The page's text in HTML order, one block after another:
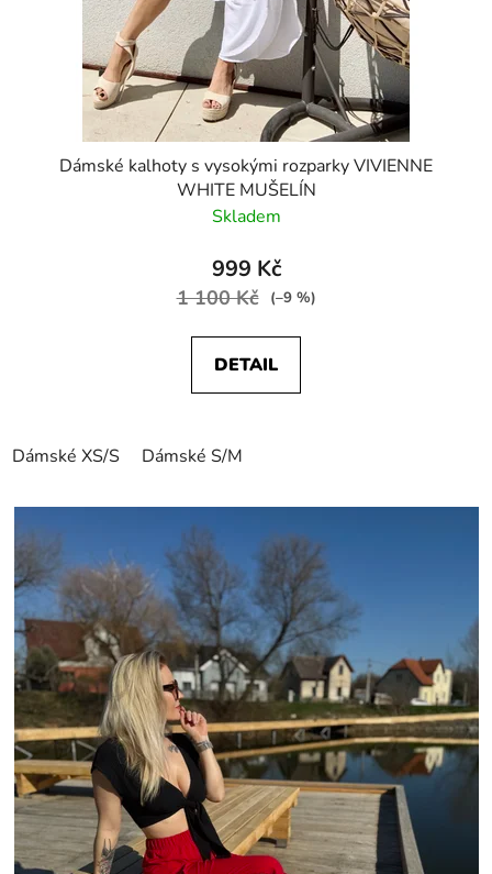
Dámské kalhoty s vysokými rozparky VIVIENNE
WHITE MUŠELÍN
Skladem
999 Kč
1 100 Kč (–9 %)
DETAIL
Dámské XS/S Dámské S/M